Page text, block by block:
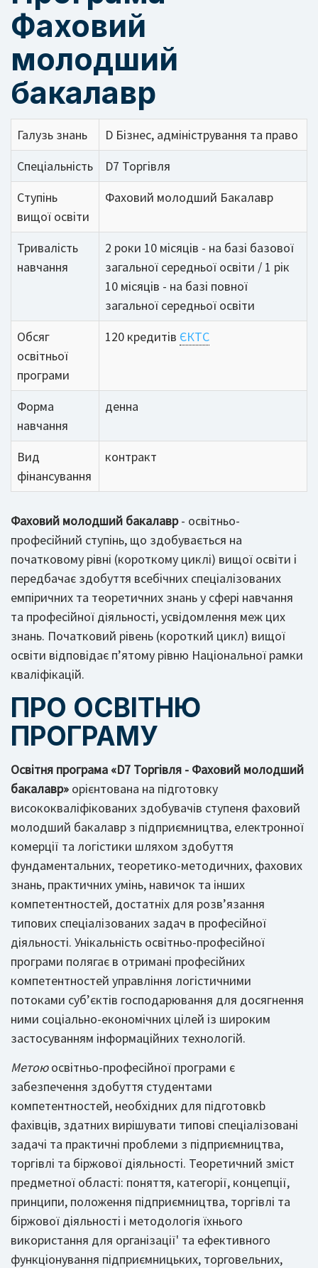
Фаховий
молодший
бакалавр
Галузь знань
D Бізнес, адміністрування та право
Спеціальність
D7 Торгівля
Ступінь
вищої освіти
Фаховий молодший Бакалавр
Тривалість
навчання
2 роки 10 місяців - на базі базової
загальної середньої освіти / 1 рік
10 місяців - на базі повної
загальної середньої освіти
Обсяг
освітньої
програми
120 кредитів ЄКТС
Форма
навчання
денна
Вид
фінансування
контракт
Фаховий молодший бакалавр- освітньо-
професійний ступінь, що здобувається на
початковому рівні (короткому циклі) вищої освіти і
передбачає здобуття всебічних спеціалізованих
емпіричних та теоретичних знань у сфері навчання
та професійної діяльності, усвідомлення меж цих
знань. Початковий рівень (короткий цикл) вищої
освіти відповідає п’ятому рівню Національної рамки
кваліфікацій.
ПРО ОСВІТНЮ
ПРОГРАМУ
Освітня програма «D7 Торгівля - Фаховий молодший
бакалавр» орієнтована на підготовку
висококваліфікованих здобувачів ступеня фаховий
молодший бакалавр з підприємництва, електронної
комерції та логістики шляхом здобуття
фундаментальних, теоретико-методичних, фахових
знань, практичних умінь, навичок та інших
компетентностей, достатніх для розв’язання
типових спеціалізованих задач в професійної
діяльності. Унікальність освітньо-професійної
програми полягає в отримані професійних
компетентностей управління логістичними
потоками суб’єктів господарювання для досягнення
ними соціально-економічних цілей із широким
застосуванням інформаційних технологій.
Метоюосвітньо-професійної програми є
забезпечення здобуття студентами
компетентностей, необхідних для підготовкb
фахівців, здатних вирішувати типові спеціалізовані
задачі та практичні проблеми з підприємництва,
торгівлі та біржової діяльності. Теоретичний зміст
предметної області: поняття, категорії, концепції,
принципи, положення підприємництва, торгівлі та
біржової діяльності і методологія їхнього
використання для організації' та ефективного
функціонування підприємницьких, торговельних,